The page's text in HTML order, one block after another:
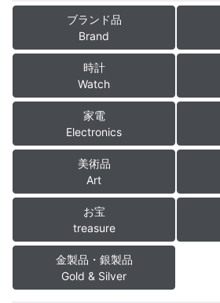
ブランド品
Brand
時計
Watch
家電
Electronics
美術品
Art
お宝
treasure
金製品・銀製品
Gold & Silver